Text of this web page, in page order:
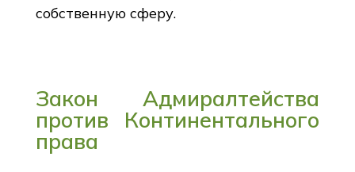
собственную сферу.
Закон Адмиралтейства
против Континентального
права